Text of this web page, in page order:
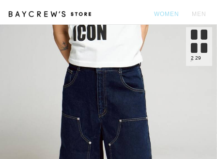
WOMEN MEN
2 29